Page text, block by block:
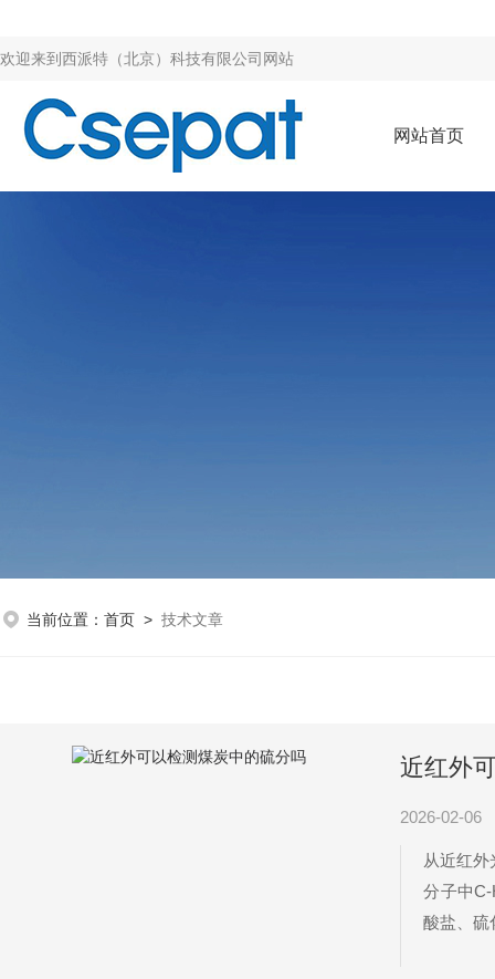
欢迎来到 西派特（北京）科技有限公司网站
网站首页
当前位置： 首页 > 技术文章
近红外
2026-02-06
从近红
分子中
酸盐、硫